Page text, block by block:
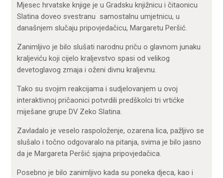
Mjesec hrvatske knjige je u Gradsku knjižnicu i čitaonicu
Slatina doveo svestranu samostalnu umjetnicu, u
današnjem slučaju pripovjedačicu, Margaretu Peršić.
Zanimljivo je bilo slušati narodnu priču o glavnom junaku
kraljeviću koji cijelo kraljevstvo spasi od velikog
devetoglavog zmaja i oženi divnu kraljevnu.
Tako su svojim reakcijama i sudjelovanjem u ovoj
interaktivnoj pričaonici potvrdili predškolci tri vrtićke
miješane grupe DV Zeko Slatina.
Zavladalo je veselo raspoloženje, ozarena lica, pažljivo se
slušalo i točno odgovaralo na pitanja, svima je bilo jasno
da je Margareta Peršić sjajna pripovjedačica.
Posebno je bilo zanimljivo kada su poneka djeca, kao i